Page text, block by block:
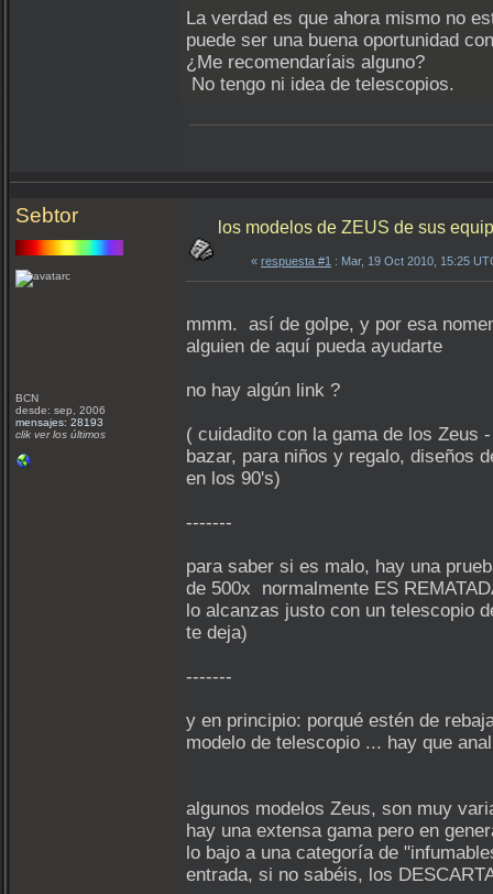
La verdad es que ahora mismo no
puede ser una buena oportunidad
¿Me recomendaríais alguno?
No tengo ni idea de telescopios.
Sebtor
BCN
desde: sep, 2006
mensajes: 28193
clik ver los últimos
los modelos de ZEUS de sus
« respuesta #1 : Mar, 19 Oct 2010, 15:25
mmm. así de golpe, y por esa
alguien de aquí pueda ayudarte
no hay algún link ?
( cuidadito con la gama de los Zeus
bazar, para niños y regalo, diseños
en los 90's)
-------
para saber si es malo, hay una
de 500x normalmente ES
lo alcanzas justo con un telescopio
te deja)
-------
y en principio: porqué estén de
modelo de telescopio ... hay que
algunos modelos Zeus, son muy
hay una extensa gama pero en
lo bajo a una categoría de
entrada, si no sabéis, los